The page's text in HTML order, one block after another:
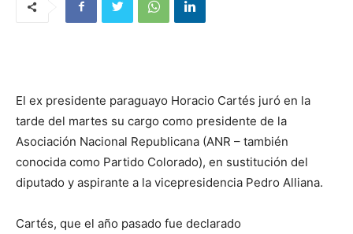
El ex presidente paraguayo Horacio Cartés juró en la
tarde del martes su cargo como presidente de la
Asociación Nacional Republicana (ANR – también
conocida como Partido Colorado), en sustitución del
diputado y aspirante a la vicepresidencia Pedro Alliana.
Cartés, que el año pasado fue declarado